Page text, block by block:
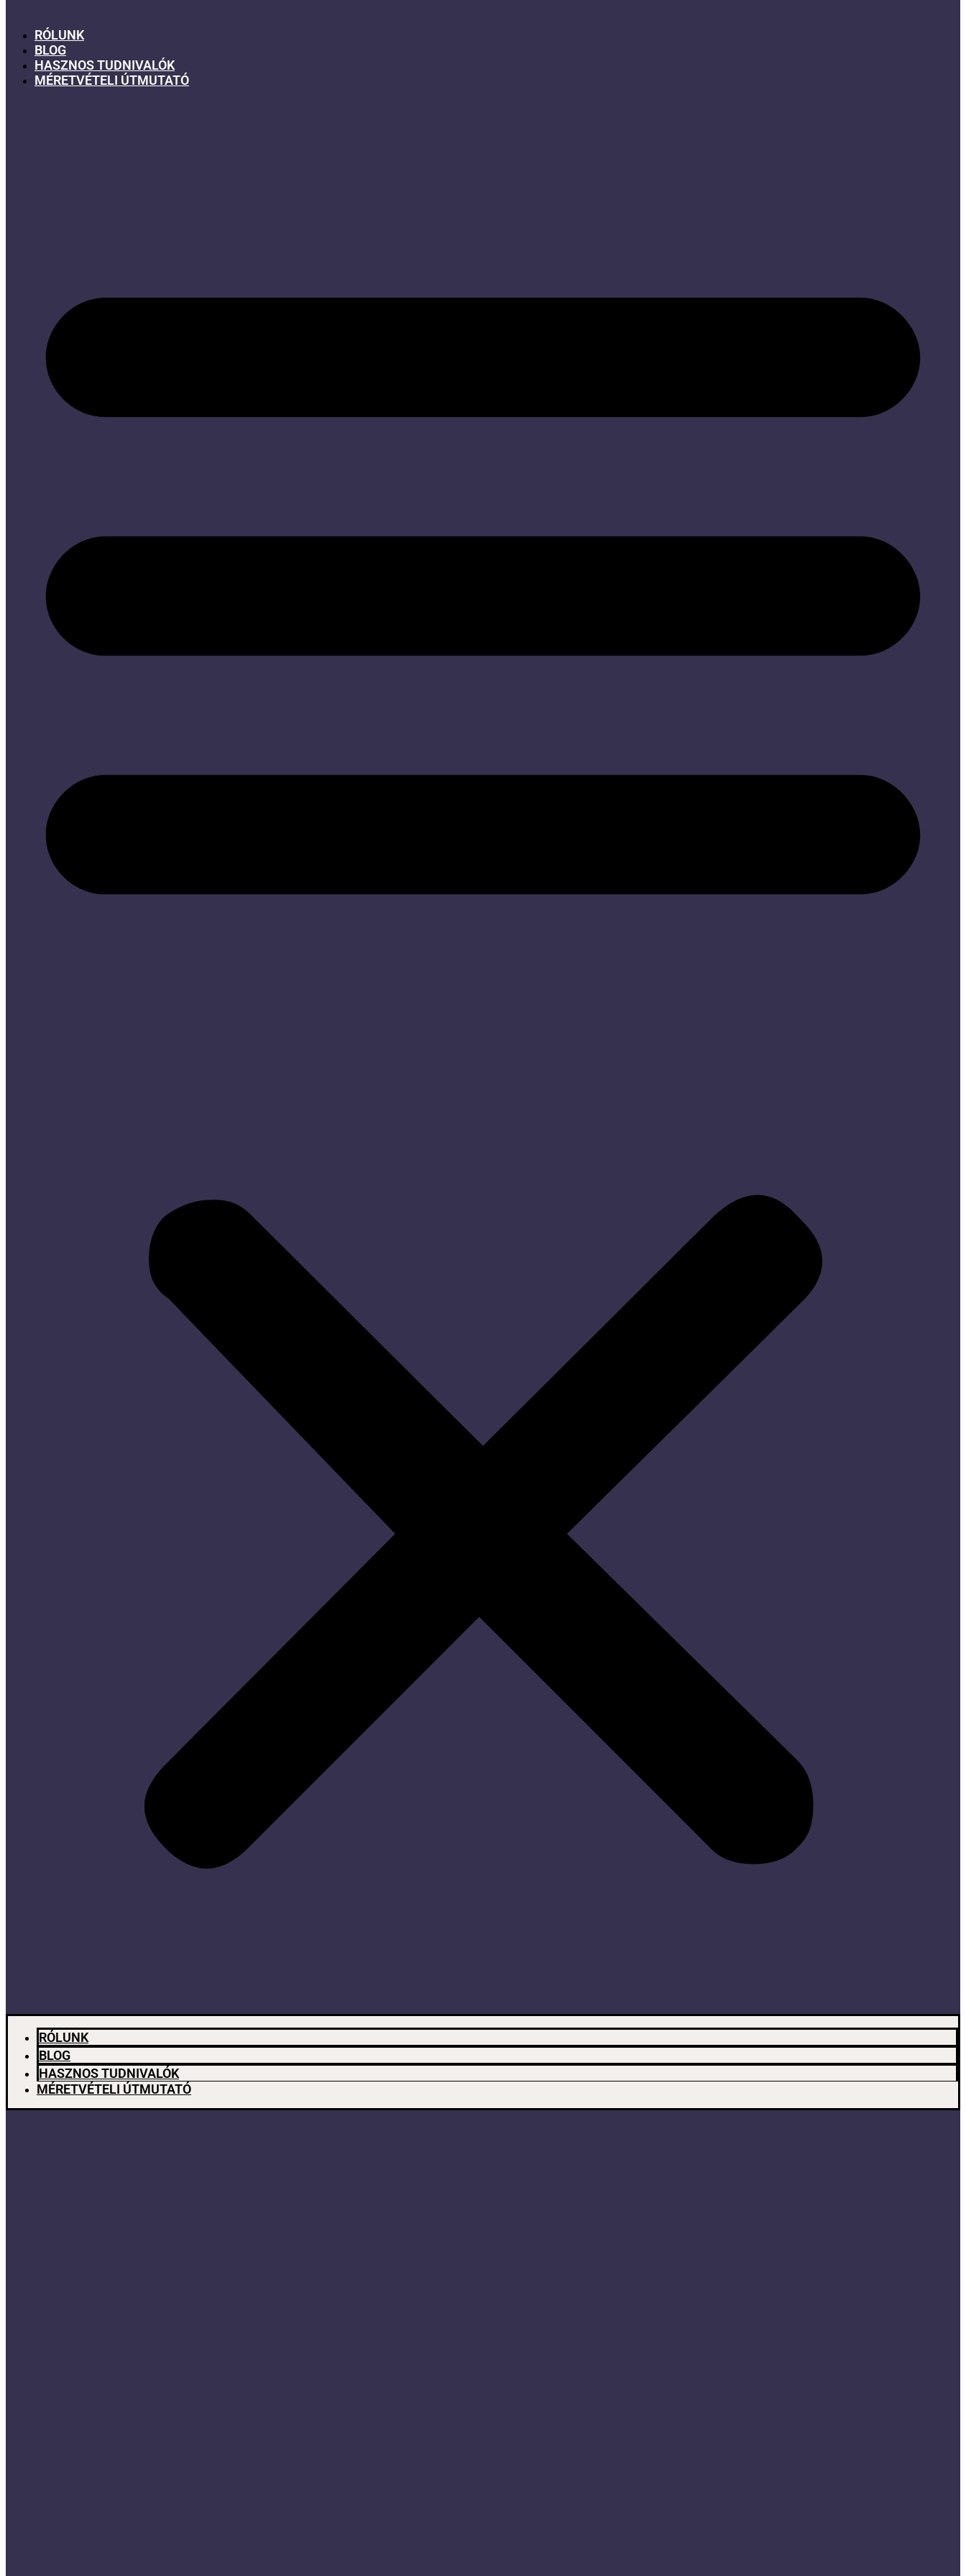
RÓLUNK
BLOG
HASZNOS TUDNIVALÓK
MÉRETVÉTELI ÚTMUTATÓ
RÓLUNK
BLOG
HASZNOS TUDNIVALÓK
MÉRETVÉTELI ÚTMUTATÓ